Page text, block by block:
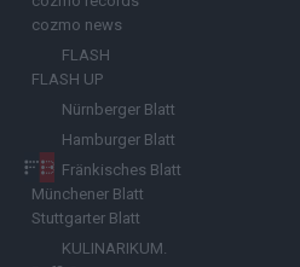
cozmo news
FLASH
FLASH UP
Nürnberger Blatt
Hamburger Blatt
Fränkisches Blatt
Münchener Blatt
Stuttgarter Blatt
KULINARIKUM.